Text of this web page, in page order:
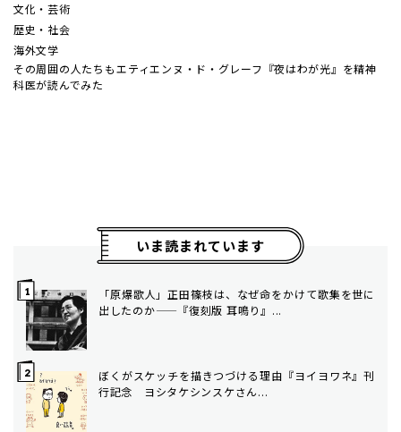
文化・芸術
歴史・社会
海外文学
その周囲の人たちも――エティエンヌ・ド・グレーフ『夜はわが光』を精神
科医が読んでみた
いま読まれています
「原爆歌人」正田篠枝は、なぜ命をかけて歌集を世に
出したのか——『復刻版 耳鳴り』...
ぼくがスケッチを描きつづける理由――『ヨイヨワネ』刊
行記念 ヨシタケシンスケさん...